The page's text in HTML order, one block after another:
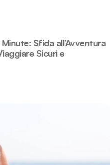
Sfida all’Avventura
Sicuri e